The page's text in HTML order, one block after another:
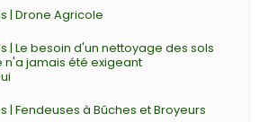
| Drone Agricole
| Le besoin d'un nettoyage des sols
n'a jamais été exigeant
| Fendeuses à Bûches et Broyeurs